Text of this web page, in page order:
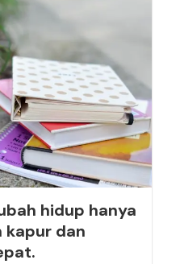
hidup hanya
kapur dan